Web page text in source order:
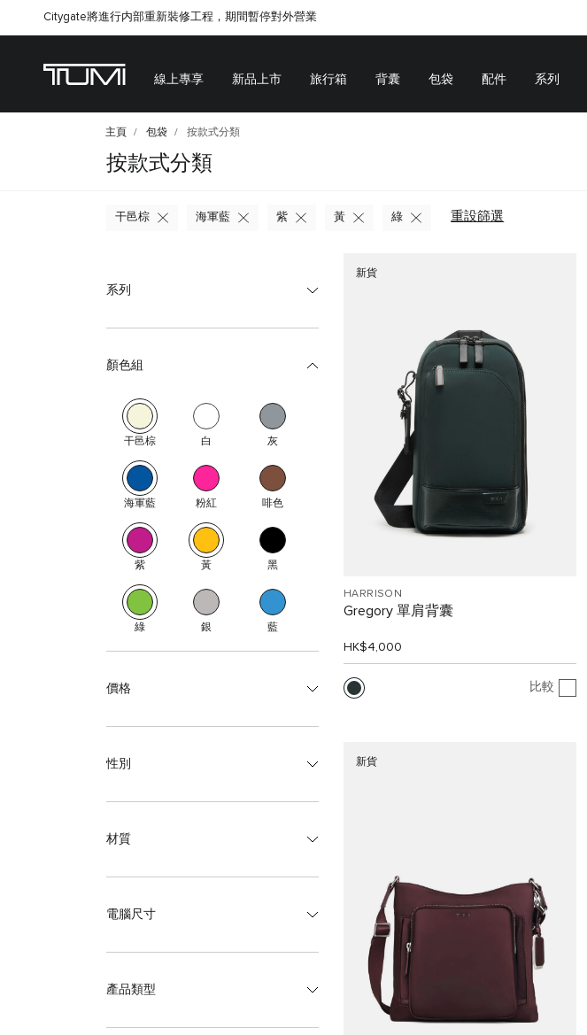
Citygate將進行内部重新裝修工程，期間暫停對外營業
線上專享 新品上市 旅行箱 背囊 包袋 配件 系列
主頁 包袋 按款式分類
按款式分類
重設篩選
干邑棕 海軍藍 紫 黃 綠
系列
顏色組
干邑棕 白 灰
海軍藍 粉紅 啡色
紫 黃 黑
綠 銀 藍
價格
性別
材質
電腦尺寸
產品類型
新貨
HARRISON
Gregory 單肩背囊
HK$4,000
比較
新貨